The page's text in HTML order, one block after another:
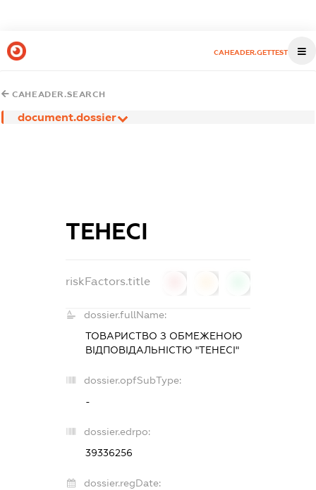
CAHEADER.GETTEST
CAHEADER.SEARCH
document.dossier
ТЕНЕСІ
riskFactors.title
dossier.fullName:
ТОВАРИСТВО З ОБМЕЖЕНОЮ
ВІДПОВІДАЛЬНІСТЮ "ТЕНЕСІ"
dossier.opfSubType:
-
dossier.edrpo:
39336256
dossier.regDate: